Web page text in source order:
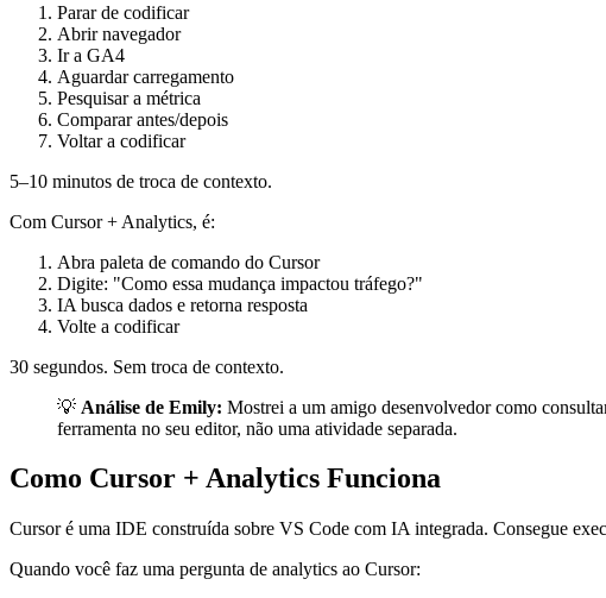
Parar de codificar
Abrir navegador
Ir a GA4
Aguardar carregamento
Pesquisar a métrica
Comparar antes/depois
Voltar a codificar
5–10 minutos de troca de contexto.
Com Cursor + Analytics, é:
Abra paleta de comando do Cursor
Digite: "Como essa mudança impactou tráfego?"
IA busca dados e retorna resposta
Volte a codificar
30 segundos. Sem troca de contexto.
💡 Análise de Emily: Mostrei a um amigo desenvolvedor como
ferramenta no seu editor, não uma atividade separada.
Como Cursor + Analytics Funciona
Cursor é uma IDE construída sobre VS Code com IA integrada. Consegue
Quando você faz uma pergunta de analytics ao Cursor: